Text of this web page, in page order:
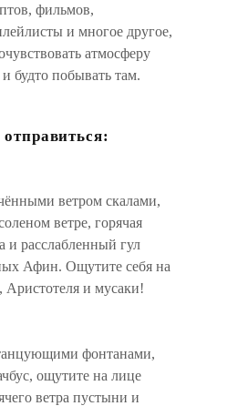
фильмов,
и многое другое,
атмосферу
будто побывать там.
ветром скалами,
ветре, горячая
и расслабленный гул
Афин. Ощутите себя на
Аристотеля и мусаки!
фонтанами,
ощутите на лице
ветра пустыни и